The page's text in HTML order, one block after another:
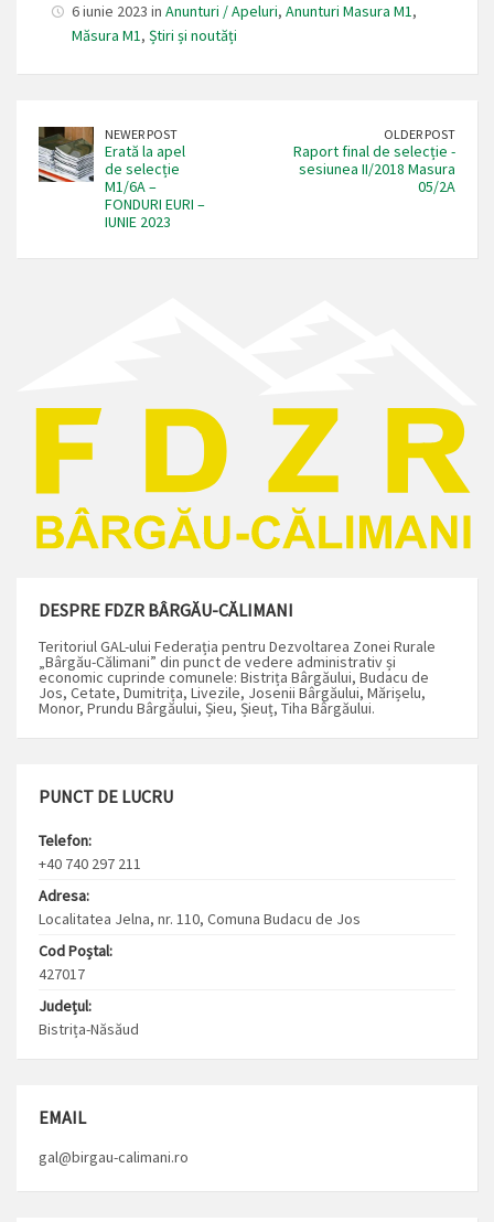
6 iunie 2023 in Anunturi / Apeluri, Anunturi Masura M1,
Măsura M1, Știri și noutăți
NEWER POST
Erată la apel
de selecție
M1/6A –
FONDURI EURI –
IUNIE 2023
OLDER POST
Raport final de selecție -
sesiunea II/2018 Masura
05/2A
DESPRE FDZR BÂRGĂU-CĂLIMANI
Teritoriul GAL-ului Federația pentru Dezvoltarea Zonei Rurale
„Bârgău-Călimani” din punct de vedere administrativ și
economic cuprinde comunele: Bistrița Bârgăului, Budacu de
Jos, Cetate, Dumitrița, Livezile, Josenii Bârgăului, Mărișelu,
Monor, Prundu Bârgăului, Șieu, Șieuț, Tiha Bârgăului.
PUNCT DE LUCRU
Telefon:
+40 740 297 211
Adresa:
Localitatea Jelna, nr. 110, Comuna Budacu de Jos
Cod Poștal:
427017
Județul:
Bistrița-Năsăud
EMAIL
gal@birgau-calimani.ro